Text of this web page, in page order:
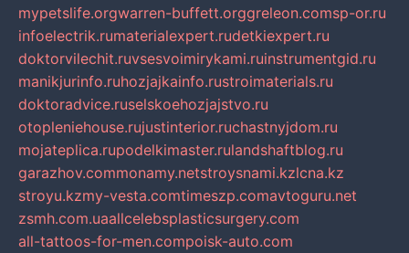
mypetslife.orgwarren-buffett.orggreleon.comsp-or.ru
infoelectrik.rumaterialexpert.rudetkiexpert.ru
doktorvilechit.ruvsesvoimirykami.ruinstrumentgid.ru
manikjurinfo.ruhozjajkainfo.rustroimaterials.ru
doktoradvice.ruselskoehozjajstvo.ru
otopleniehouse.rujustinterior.ruchastnyjdom.ru
mojateplica.rupodelkimaster.rulandshaftblog.ru
garazhov.commonamy.netstroysnami.kzlcna.kz
stroyu.kzmy-vesta.comtimeszp.comavtoguru.net
zsmh.com.uaallcelebsplasticsurgery.com
all-tattoos-for-men.compoisk-auto.com